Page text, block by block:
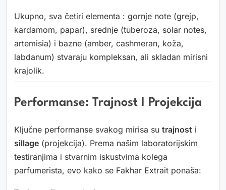
Ukupno, sva četiri elementa : gornje note (grejp,
kardamom, papar), srednje (tuberoza, solar notes,
artemisia) i bazne (amber, cashmeran, koža,
labdanum) stvaraju kompleksan, ali skladan mirisni
krajolik.
Performanse: Trajnost I Projekcija
Ključne performanse svakog mirisa su trajnost i
sillage (projekcija). Prema našim laboratorijskim
testiranjima i stvarnim iskustvima kolega
parfumerista, evo kako se Fakhar Extrait ponaša: